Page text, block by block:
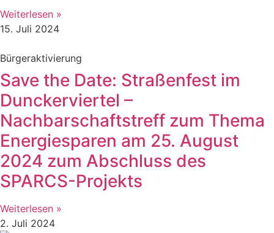
Weiterlesen »
15. Juli 2024
Bürgeraktivierung
Save the Date: Straßenfest im
Dunckerviertel –
Nachbarschaftstreff zum Thema
Energiesparen am 25. August
2024 zum Abschluss des
SPARCS-Projekts
Weiterlesen »
2. Juli 2024